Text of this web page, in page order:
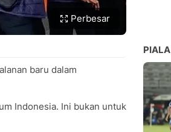
Perbesar
baru dalam
Indonesia. Ini bukan untuk